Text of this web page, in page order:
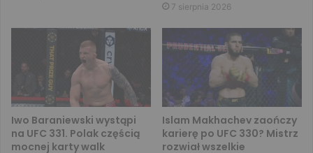
7 sierpnia 2026
Iwo Baraniewski wystąpi
na UFC 331. Polak częścią
mocnej karty walk
Islam Makhachev zaończy
karierę po UFC 330? Mistrz
rozwiał wszelkie